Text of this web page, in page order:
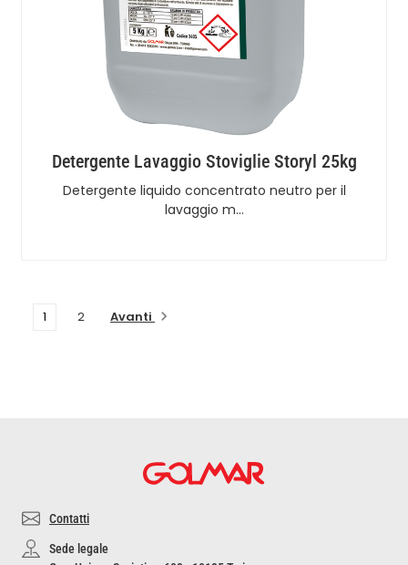
Detergente Lavaggio Stoviglie Storyl 25kg
Detergente liquido concentrato neutro per il
lavaggio m…
1 2 Avanti
Contatti
Sede legale